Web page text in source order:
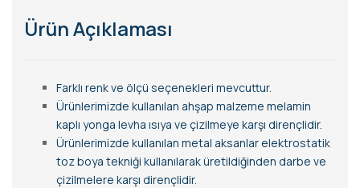
Ürün Açıklaması
Farklı renk ve ölçü seçenekleri mevcuttur.
Ürünlerimizde kullanılan ahşap malzeme melamin
kaplı yonga levha ısıya ve çizilmeye karşı dirençlidir.
Ürünlerimizde kullanılan metal aksanlar elektrostatik
toz boya tekniği kullanılarak üretildiğinden darbe ve
çizilmelere karşı dirençlidir.